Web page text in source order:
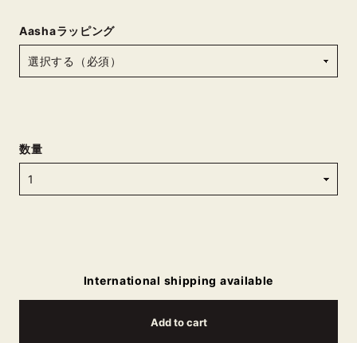
Aashaラッピング
数量
International shipping available
Add to cart